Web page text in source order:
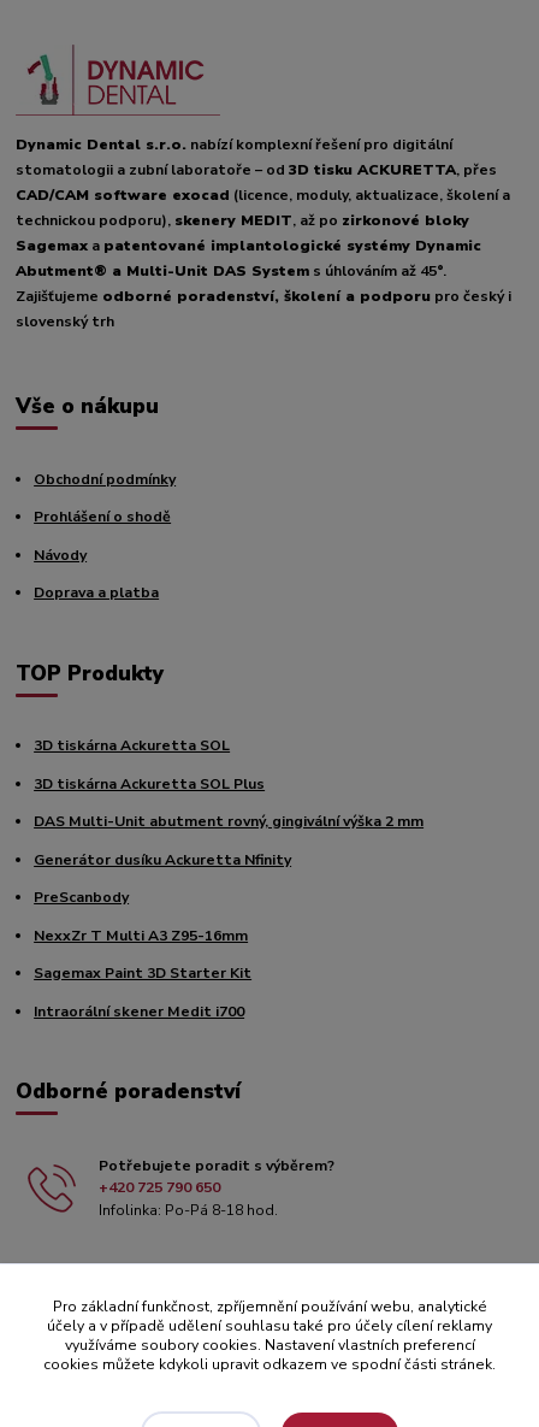
Dynamic Dental s.r.o. nabízí komplexní řešení pro digitální
stomatologii a zubní laboratoře – od3D tisku ACKURETTA, přes
CAD/CAM software exocad (licence, moduly, aktualizace, školení a
technickou podporu), skenery MEDIT, až po zirkonové bloky
Sagemax a patentované implantologické systémy Dynamic
Abutment® a Multi-Unit DAS System s úhlováním až 45°.
Zajišťujeme odborné poradenství, školení a podporu pro český i
slovenský trh
Vše o nákupu
Obchodní podmínky
Prohlášení o shodě
Návody
Doprava a platba
TOP Produkty
3D tiskárna Ackuretta SOL
3D tiskárna Ackuretta SOL Plus
DAS Multi-Unit abutment rovný, gingivální výška 2 mm
Generátor dusíku Ackuretta Nfinity
PreScanbody
NexxZr T Multi A3 Z95-16mm
Sagemax Paint 3D Starter Kit
Intraorální skener Medit i700
Odborné poradenství
Potřebujete poradit s výběrem?
+420 725 790 650
Infolinka: Po-Pá 8-18 hod.
Pro základní funkčnost, zpříjemnění používání webu, analytické
účely a v případě udělení souhlasu také pro účely cílení reklamy
využíváme soubory cookies. Nastavení vlastních preferencí
cookies můžete kdykoli upravit odkazem ve spodní části stránek.